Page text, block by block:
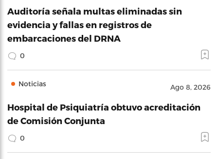
Auditoría señala multas eliminadas sin
evidencia y fallas en registros de
embarcaciones del DRNA
0
Noticias Ago 8, 2026
Hospital de Psiquiatría obtuvo acreditación
de Comisión Conjunta
0